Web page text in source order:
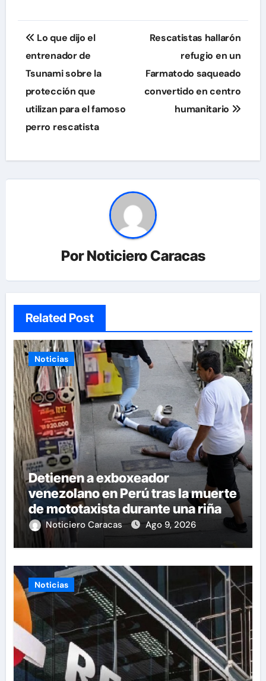
Navegación
de
entradas
Lo que dijo el
entrenador de
Tsunami sobre la
protección que
utilizan para el famoso
perro rescatista
Rescatistas hallarón
refugio en un
Farmatodo saqueado
convertido en centro
humanitario
PorNoticiero Caracas
Related Post
Noticias
Detienen a exboxeador
venezolano en Perú tras la muerte
de mototaxista durante una riña
Noticiero Caracas Ago 9, 2026
Noticias